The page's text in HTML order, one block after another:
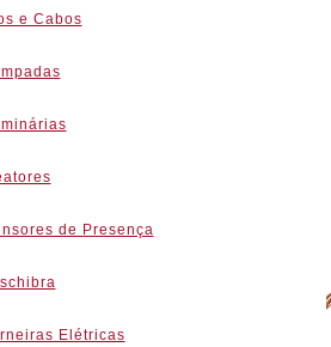
e Cabos
de Presença
Elétricas